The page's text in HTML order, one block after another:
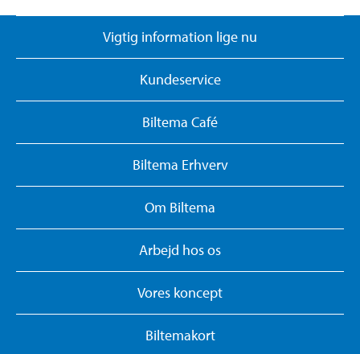
Vigtig information lige nu
Kundeservice
Biltema Café
Biltema Erhverv
Om Biltema
Arbejd hos os
Vores koncept
Biltemakort